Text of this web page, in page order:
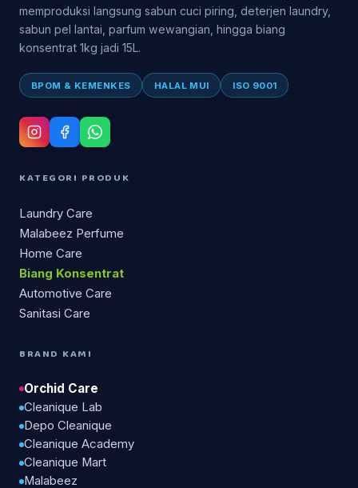
memproduksi langsung sabun cuci piring, deterjen laundry,
sabun pel lantai, parfum wewangian, hingga biang
konsentrat 1kg jadi 15L.
BPOM & KEMENKES HALAL MUI ISO 9001
KATEGORI PRODUK
Laundry Care
Malabeez Perfume
Home Care
Biang Konsentrat
Automotive Care
Sanitasi Care
BRAND KAMI
Orchid Care
Cleanique Lab
Depo Cleanique
Cleanique Academy
Cleanique Mart
Malabeez